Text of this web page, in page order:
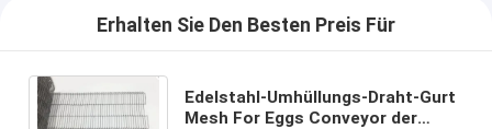
Erhalten Sie Den Besten Preis Für
Edelstahl-Umhüllungs-Draht-Gurt
Mesh For Eggs Conveyor der